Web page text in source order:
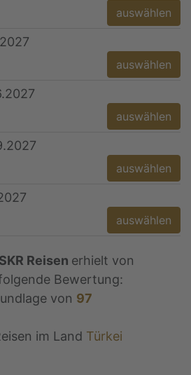
auswählen
auswählen
auswählen
auswählen
auswählen
SKR Reisen erhielt von
Bewertung:
von 97
im Land Türkei